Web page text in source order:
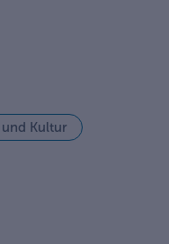
Kultur